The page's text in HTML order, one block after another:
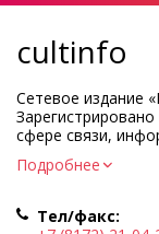
cultinfo
Сетевое издание
сфере связи,
коммуникаций.
Регистрационный
Учредитель КУ
Подробнее
Тел/факс: